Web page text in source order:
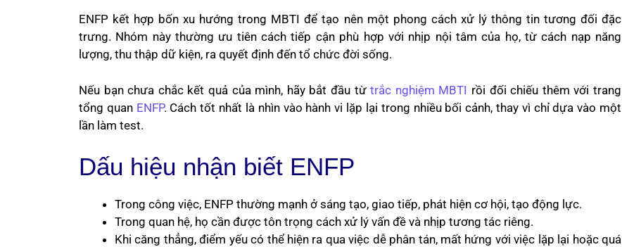
ENFP kết hợp bốn xu hướng trong MBTI để tạo nên một phong cách xử lý thông tin tương đối đặc
trưng. Nhóm này thường ưu tiên cách tiếp cận phù hợp với nhịp nội tâm của họ, từ cách nạp năng
lượng, thu thập dữ kiện, ra quyết định đến tổ chức đời sống.
Nếu bạn chưa chắc kết quả của mình, hãy bắt đầu từtrắc nghiệm MBTI rồi đối chiếu thêm với trang
tổng quan ENFP. Cách tốt nhất là nhìn vào hành vi lặp lại trong nhiều bối cảnh, thay vì chỉ dựa vào một
lần làm test.
Dấu hiệu nhận biết ENFP
Trong công việc, ENFP thường mạnh ở sáng tạo, giao tiếp, phát hiện cơ hội, tạo động lực.
Trong quan hệ, họ cần được tôn trọng cách xử lý vấn đề và nhịp tương tác riêng.
Khi căng thẳng, điểm yếu có thể hiện ra qua việc dễ phân tán, mất hứng với việc lặp lại hoặc quá